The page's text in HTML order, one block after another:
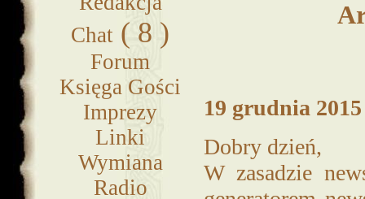
Chat ( 8 )
Forum
Księga Gości
Imprezy
Linki
Wymiana
Radio
19 grudnia
Dobry dzień,
W zasadzie